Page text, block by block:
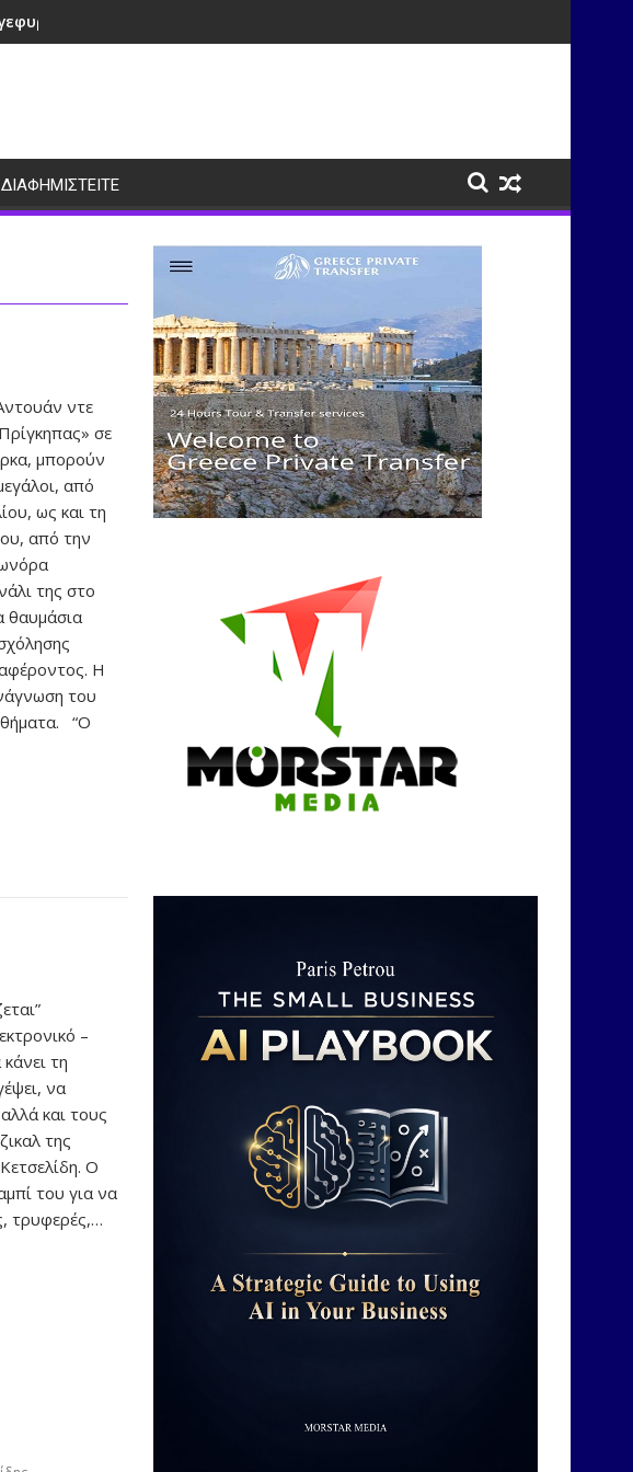
πολιτισμούς μέσα από τη μουσική
ΔΙΑΦΗΜΙΣΤΕΙΤΕ
ντε
σε
μπορούν
από
ως και τη
από την
της στο
θαυμάσια
Η
του
“Ο
–
τη
να
και τους
της
Ο
του για να
τρυφερές,…